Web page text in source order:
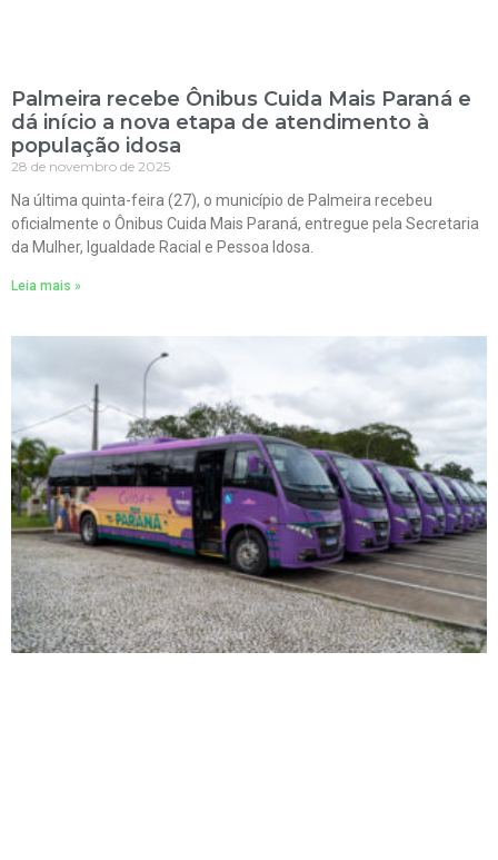
Palmeira recebe Ônibus Cuida Mais Paraná e
dá início a nova etapa de atendimento à
população idosa
28 de novembro de 2025
Na última quinta-feira (27), o município de Palmeira recebeu
oficialmente o Ônibus Cuida Mais Paraná, entregue pela Secretaria
da Mulher, Igualdade Racial e Pessoa Idosa.
Leia mais »